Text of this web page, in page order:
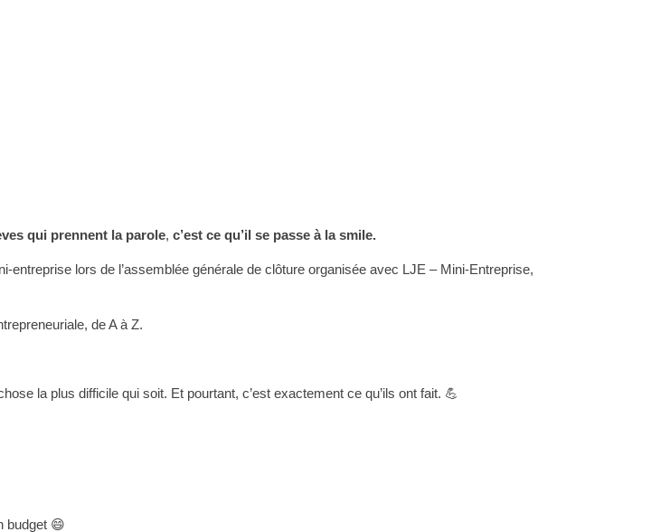
qui prennent la parole, c’est ce qu’il se passe à la smile.
lors de l’assemblée générale de clôture organisée avec LJE – Mini-Entreprise,
de A à Z.
la plus difficile qui soit. Et pourtant, c’est exactement ce qu’ils ont fait. 💪
budget 😄